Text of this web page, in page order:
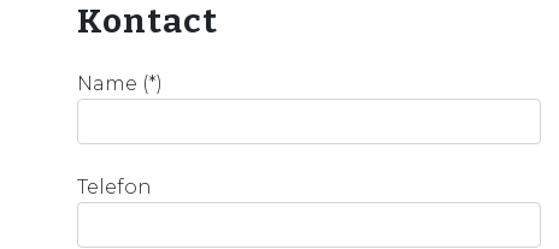
Kontact
Name (*)
Telefon